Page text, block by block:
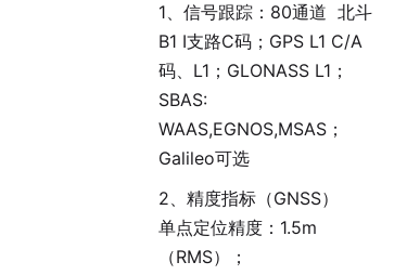
1、信号跟踪：80通道 北斗
B1 I支路C码；GPS L1 C/A
码、L1；GLONASS L1；
SBAS:
WAAS,EGNOS,MSAS；
Galileo可选
2、精度指标（GNSS）
单点定位精度：1.5m
（RMS）；